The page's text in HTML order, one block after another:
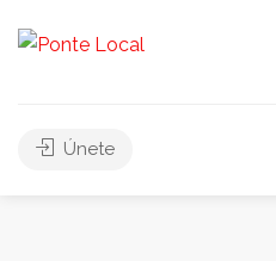
Únete